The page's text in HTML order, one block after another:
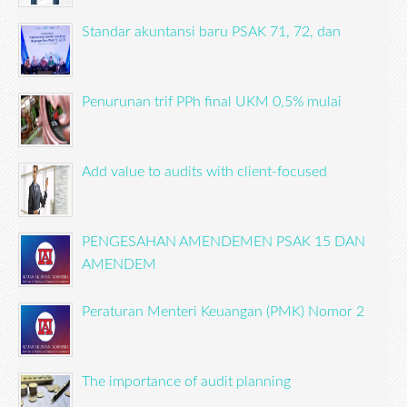
Standar akuntansi baru PSAK 71, 72, dan
Penurunan trif PPh final UKM 0,5% mulai
Add value to audits with client-focused
PENGESAHAN AMENDEMEN PSAK 15 DAN
AMENDEM
Peraturan Menteri Keuangan (PMK) Nomor 2
The importance of audit planning